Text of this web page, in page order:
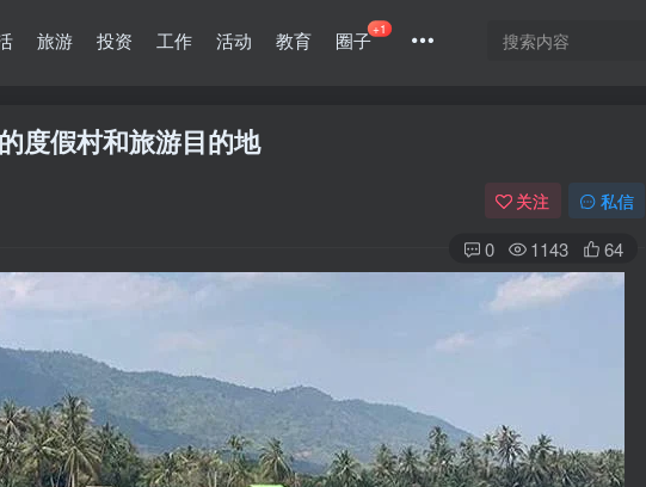
旅游 投资 工作 活动 教育 圈子+1
度假村和旅游目的地
关注 私信
0 1143 64